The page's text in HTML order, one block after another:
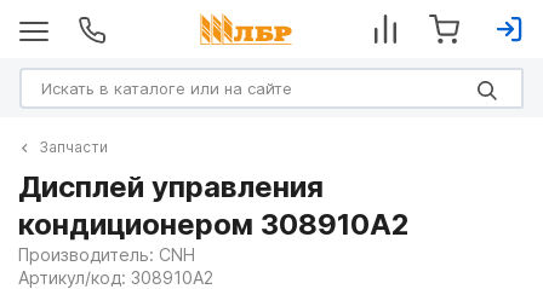
Запчасти
Дисплей управления
кондиционером 308910A2
Производитель: CNH
Артикул/код: 308910A2